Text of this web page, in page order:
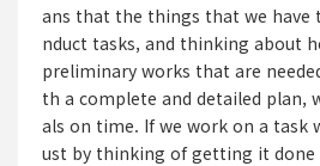
ans that the things that we have
nduct tasks, and thinking about
preliminary works that are
th a complete and detailed plan,
als on time. If we work on a task
ust by thinking of getting it done